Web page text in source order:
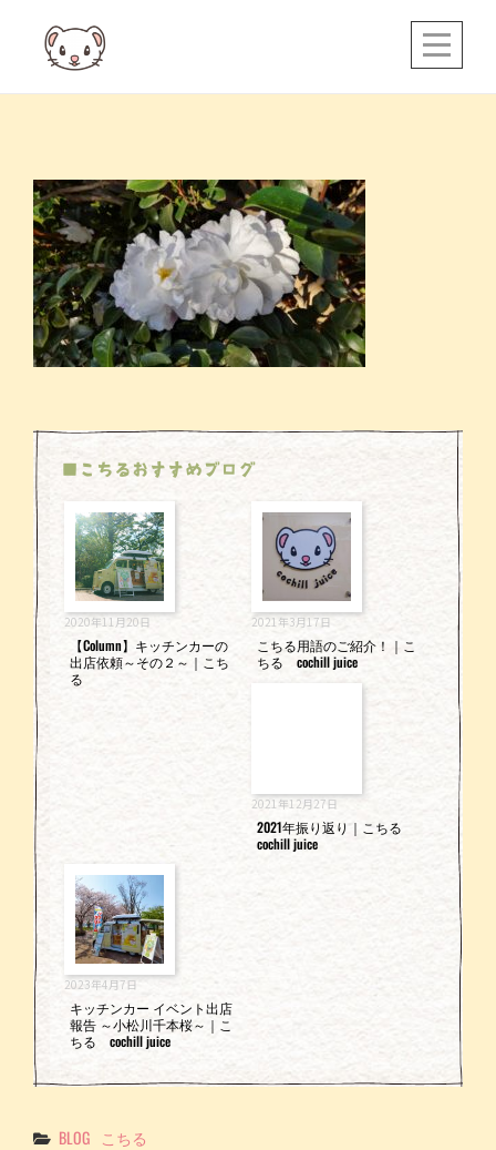
content
■こちるおすすめブログ
2020年11月20日
【Column】キッチンカーの
出店依頼～その２～｜こち
る
2021年3月17日
こちる用語のご紹介！｜こ
ちる cochill juice
2021年12月27日
2021年振り返り｜こちる
cochill juice
2023年4月7日
キッチンカー イベント出店
報告 ～小松川千本桜～｜こ
ちる cochill juice
Categories
BLOG こちる
稿
ナ
ビ
ゲ
ー
シ
ン